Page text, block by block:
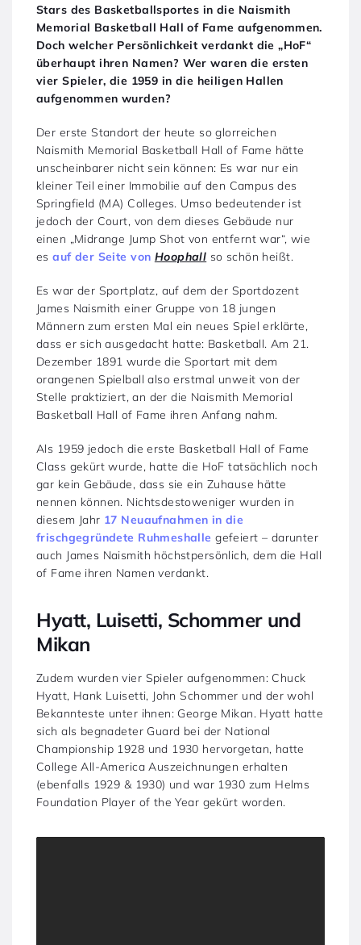
Stars des Basketballsportes in die Naismith
Memorial Basketball Hall of Fame aufgenommen.
Doch welcher Persönlichkeit verdankt die „HoF“
überhaupt ihren Namen? Wer waren die ersten
vier Spieler, die 1959 in die heiligen Hallen
aufgenommen wurden?
Der erste Standort der heute so glorreichen
Naismith Memorial Basketball Hall of Fame hätte
unscheinbarer nicht sein können: Es war nur ein
kleiner Teil einer Immobilie auf den Campus des
Springfield (MA) Colleges. Umso bedeutender ist
jedoch der Court, von dem dieses Gebäude nur
einen „Midrange Jump Shot von entfernt war“, wie
esauf der Seite von Hoophall so schön heißt.
Es war der Sportplatz, auf dem der Sportdozent
James Naismith einer Gruppe von 18 jungen
Männern zum ersten Mal ein neues Spiel erklärte,
dass er sich ausgedacht hatte: Basketball. Am 21.
Dezember 1891 wurde die Sportart mit dem
orangenen Spielball also erstmal unweit von der
Stelle praktiziert, an der die Naismith Memorial
Basketball Hall of Fame ihren Anfang nahm.
Als 1959 jedoch die erste Basketball Hall of Fame
Class gekürt wurde, hatte die HoF tatsächlich noch
gar kein Gebäude, dass sie ein Zuhause hätte
nennen können. Nichtsdestoweniger wurden in
diesem Jahr 17 Neuaufnahmen in die
frischgegründete Ruhmeshalle gefeiert – darunter
auch James Naismith höchstpersönlich, dem die Hall
of Fame ihren Namen verdankt.
Hyatt, Luisetti, Schommer und
Mikan
Zudem wurden vier Spieler aufgenommen: Chuck
Hyatt, Hank Luisetti, John Schommer und der wohl
Bekannteste unter ihnen: George Mikan. Hyatt hatte
sich als begnadeter Guard bei der National
Championship 1928 und 1930 hervorgetan, hatte
College All-America Auszeichnungen erhalten
(ebenfalls 1929 & 1930) und war 1930 zum Helms
Foundation Player of the Year gekürt worden.